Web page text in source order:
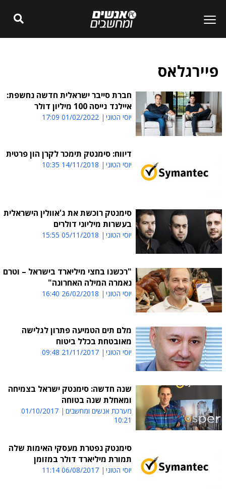
פיירגלאס
חברת סייבר ישראלית חדשה נחשפת:
איילנד גייסה 100 מיליון דולר
יוסי הטוני 01/02/2022 17:09
דיווח: סימנטק תימכר לקרן הון פרטית
יוסי הטוני 14/11/2018 10:35
סימנטק רוכשת את ג'אוולין הישראלית
בעשרות מיליוני דולרים
יוסי הטוני 05/11/2018 15:55
"רכשנו בחצי מיליארד בישראל – וטרם
נאמרה המילה האחרונה"
יוסי הטוני 26/02/2018 16:40
מלם תים הטמיעה פתרון לגלישה
מאובטחת בכלל ביטוח
יוסי הטוני 21/11/2017 09:48
שנה חדשה: סימנטק ישראל בצמיחה
ומאחלת שנה בטוחה
מערכת אנשים ומחשבים
01/10/2017
10:21
סימנטק נפטרת מעסקי האימות שלה
תמורת מיליארד דולר במזומן
יוסי הטוני 06/08/2017 11:14